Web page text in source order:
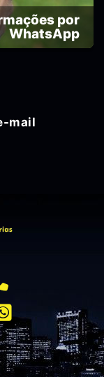
por
WhatsApp
mail